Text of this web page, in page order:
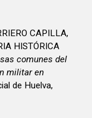
CAPILLA,
HISTÓRICA
comunes del
militar en
de Huelva,